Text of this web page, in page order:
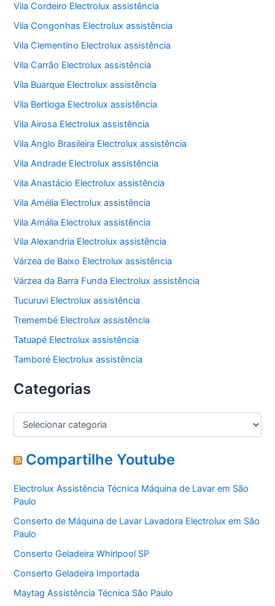
Vila Cordeiro Electrolux assistência
Vila Congonhas Electrolux assistência
Vila Clementino Electrolux assistência
Vila Carrão Electrolux assistência
Vila Buarque Electrolux assistência
Vila Bertioga Electrolux assistência
Vila Airosa Electrolux assistência
Vila Anglo Brasileira Electrolux assistência
Vila Andrade Electrolux assistência
Vila Anastácio Electrolux assistência
Vila Amélia Electrolux assistência
Vila Amália Electrolux assistência
Vila Alexandria Electrolux assistência
Várzea de Baixo Electrolux assistência
Várzea da Barra Funda Electrolux assistência
Tucuruvi Electrolux assistência
Tremembé Electrolux assistência
Tatuapé Electrolux assistência
Tamboré Electrolux assistência
Categorias
C
e
g
r
i
a
s
Compartilhe Youtube
Electrolux Assistência Técnica Máquina de Lavar em São
Paulo
Conserto de Máquina de Lavar Lavadora Electrolux em São
Paulo
Conserto Geladeira Whirlpool SP
Conserto Geladeira Importada
Maytag Assistência Técnica São Paulo